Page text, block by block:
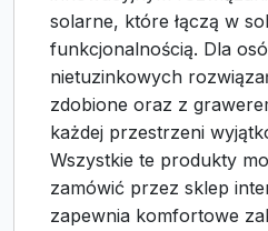
solarne, które łączą w
funkcjonalnością. Dla
nietuzinkowych
zdobione oraz z
każdej przestrzeni
Wszystkie te produkty
zamówić przez sklep
zapewnia komfortowe